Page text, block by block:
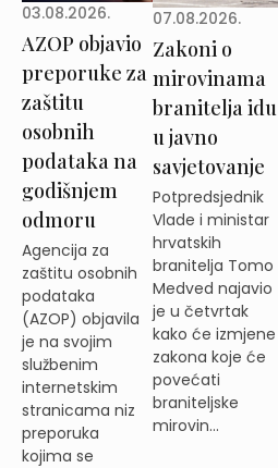
03.08.2026.
AZOP objavio
preporuke za
zaštitu
osobnih
podataka na
godišnjem
odmoru
Agencija za
zaštitu osobnih
podataka
(AZOP) objavila
je na svojim
službenim
internetskim
stranicama niz
preporuka
kojima se
07.08.2026.
Zakoni o
mirovinama
branitelja idu
u javno
savjetovanje
Potpredsjednik
Vlade i ministar
hrvatskih
branitelja Tomo
Medved najavio
je u četvrtak
kako će izmjene
zakona koje će
povećati
braniteljske
mirovin...